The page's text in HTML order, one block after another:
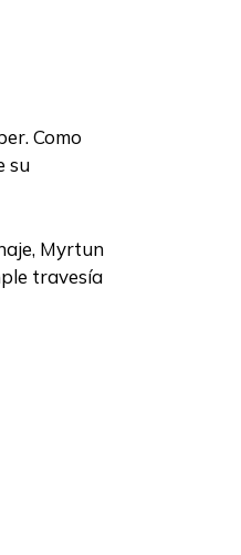
Como
su
Myrtun
travesía